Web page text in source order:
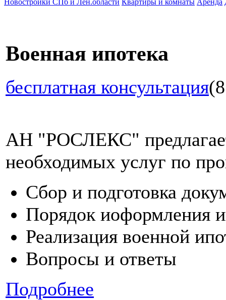
Военная ипотека
бесплатная консультация
АН "РОСЛЕКС"
необходимых услуг по
Сбор и подготовка
Порядок иоформления
Реализация военной
Вопросы и ответы
Подробнее